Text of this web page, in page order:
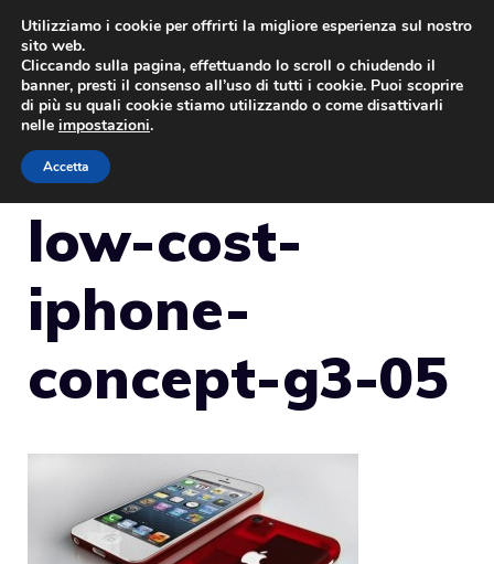
Vai
contenuto
low-cost-
iphone-
concept-g3-05
Utilizziamo i cookie per offrirti la migliore esperienza sul nostro
sito web.
Cliccando sulla pagina, effettuando lo scroll o chiudendo il
banner, presti il consenso all’uso di tutti i cookie. Puoi scoprire
di più su quali cookie stiamo utilizzando o come disattivarli
nelle impostazioni.
Accetta